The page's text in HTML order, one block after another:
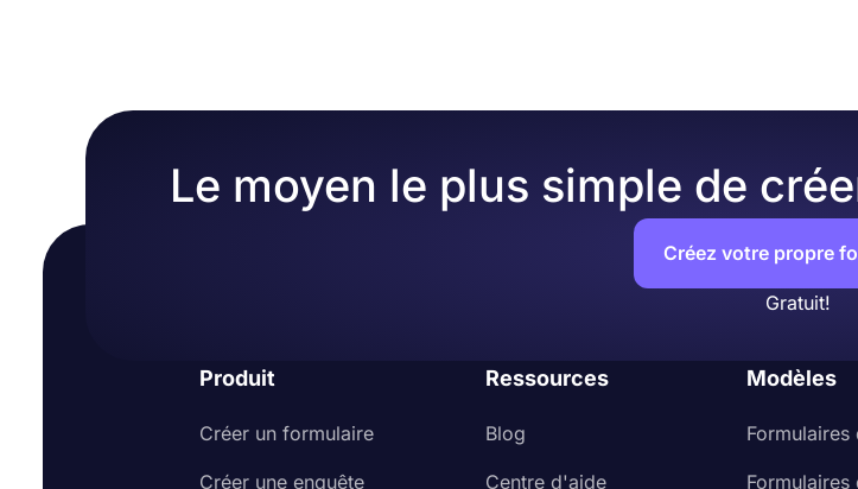
Le moyen le plus simple de
Créez votre propre
Gratuit!
Produit
Créer un formulaire
Créer une enquête
Ressources
Blog
Centre d'aide
Modèles